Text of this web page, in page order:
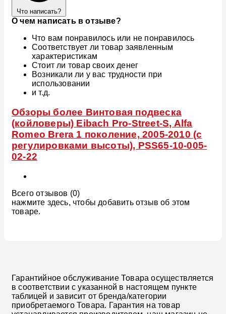
Что написать?
О чем написать в отзыве?
Что вам понравилось или не понравилось
Соответствует ли товар заявленным
характеристикам
Стоит ли товар своих денег
Возникали ли у вас трудности при
использовании
и т.д.
Обзоры более Винтовая подвеска
(койловеры) Eibach Pro-Street-S, Alfa
Romeo Brera 1 поколение, 2005-2010 (с
регулировками высоты), PSS65-10-005-
02-22
Всего отзывов (0)
нажмите здесь, чтобы добавить отзыв об этом
товаре.
Гарантийное обслуживание Товара осуществляется
в соответствии с указанной в настоящем пункте
таблицей и зависит от бренда/категории
приобретаемого Товара. Гарантия на товар